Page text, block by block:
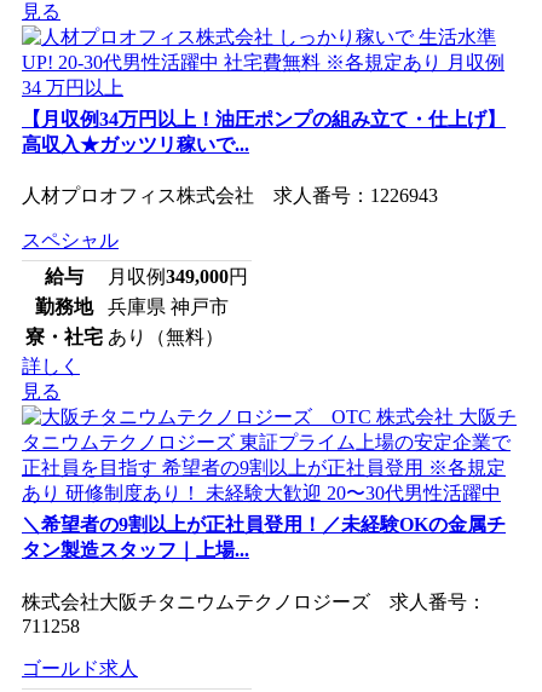
見る
【月収例34万円以上！油圧ポンプの組み立て・仕上げ】
高収入★ガッツリ稼いで...
人材プロオフィス株式会社 求人番号：1226943
スペシャル
給与
月収例349,000円
勤務地
兵庫県 神戸市
寮・社宅 あり（無料）
詳しく
見る
＼希望者の9割以上が正社員登用！／未経験OKの金属チ
タン製造スタッフ｜上場...
株式会社大阪チタニウムテクノロジーズ 求人番号：
711258
ゴールド求人